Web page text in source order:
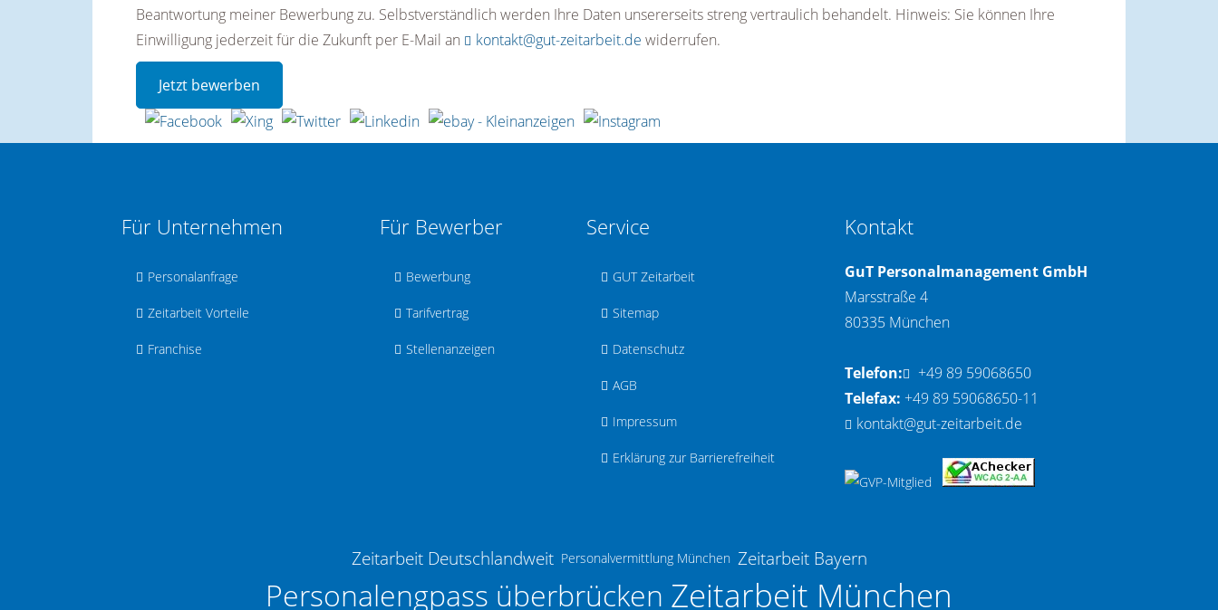
Beantwortung meiner Bewerbung zu. Selbstverständlich werden Ihre Daten unsererseits streng vertraulich behandelt. Hinweis: Sie können Ihre
Einwilligung jederzeit für die Zukunft per E-Mail an
kontakt@gut-zeitarbeit.de widerrufen.
Für Unternehmen
Personalanfrage
Zeitarbeit Vorteile
Franchise
Für Bewerber
Bewerbung
Tarifvertrag
Stellenanzeigen
Service
GUT Zeitarbeit
Sitemap
Datenschutz
AGB
Impressum
Erklärung zur Barrierefreiheit
Kontakt
GuT Personalmanagement GmbH
Marsstraße 4
80335 München
Telefon:
+49 89 59068650
Telefax: +49 89 59068650-11
kontakt@gut-zeitarbeit.de
Zeitarbeit Deutschlandweit Personalvermittlung München Zeitarbeit Bayern
Personalengpass überbrücken Zeitarbeit München